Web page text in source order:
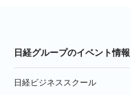
日経グループのイベント情報
日経ビジネススクール